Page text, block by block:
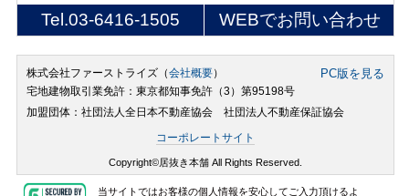
Tel.03-6416-1505 WEBでお問い合わせ
株式会社ファーストライズ（会社概要） PC版を見る
宅地建物取引業免許：東京都知事免許（3）第95198号
加盟団体：社団法人全日本不動産協会 社団法人不動産保証協会
コーポレートサイト
Copyright©居抜き本舗 All Rights Reserved.
当サイトではお客様の個人情報を安心してご入力頂けるよ